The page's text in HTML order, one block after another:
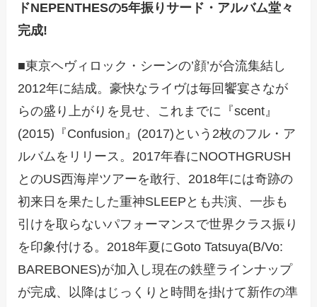
ドNEPENTHESの5年振りサード・アルバム堂々
完成!
■東京ヘヴィロック・シーンの’顔’が合流集結し
2012年に結成。豪快なライヴは毎回饗宴さなが
らの盛り上がりを見せ、これまでに『scent』
(2015)『Confusion』(2017)という2枚のフル・ア
ルバムをリリース。2017年春にNOOTHGRUSH
とのUS西海岸ツアーを敢行、2018年には奇跡の
初来日を果たした重神SLEEPとも共演、一歩も
引けを取らないパフォーマンスで世界クラス振り
を印象付ける。2018年夏にGoto Tatsuya(B/Vo:
BAREBONES)が加入し現在の鉄壁ラインナップ
が完成、以降はじっくりと時間を掛けて新作の準